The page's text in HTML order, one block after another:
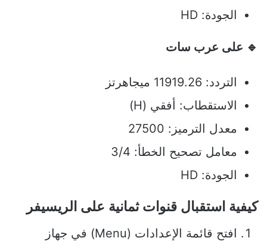
الجودة: HD
🔹 على عرب سات
التردد: 11919.26 ميجاهرتز
الاستقطاب: أفقي (H)
معدل الترميز: 27500
معامل تصحيح الخطأ: 3/4
الجودة: HD
كيفية استقبال قنوات ثمانية على الريسيفر
افتح قائمة الإعدادات (Menu) في جهاز